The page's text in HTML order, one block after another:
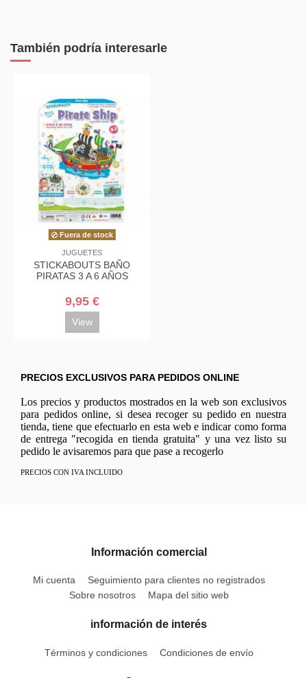
También podría interesarle
Fuera de stock
JUGUETES
STICKABOUTS BAÑO
PIRATAS 3 A 6 AÑOS
9,95 €
View
PRECIOS EXCLUSIVOS PARA PEDIDOS ONLINE
Los precios y productos mostrados en la web son exclusivos
para pedidos online, si desea recoger su pedido en nuestra
tienda, tiene que efectuarlo en esta web e indicar como forma
de entrega "recogida en tienda gratuita" y una vez listo su
pedido le avisaremos para que pase a recogerlo
PRECIOS CON IVA INCLUIDO
Información comercial
Mi cuenta
Seguimiento para clientes no registrados
Sobre nosotros
Mapa del sitio web
información de interés
Términos y condiciones Condiciones de envío